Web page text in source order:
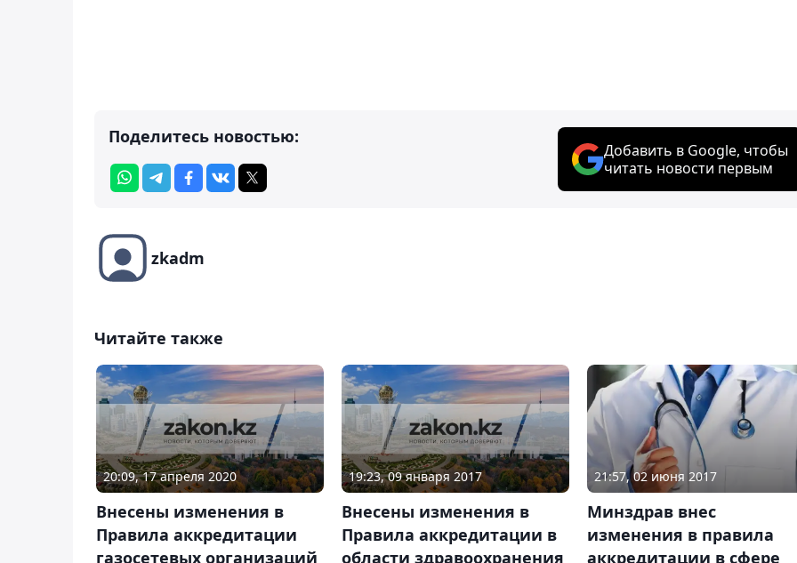
Поделитесь новостью:
Добавить в Google, чтобы
читать новости первым
zkadm
Читайте также
20:09, 17 апреля 2020
Внесены изменения в
Правила аккредитации
газосетевых организаций
19:23, 09 января 2017
Внесены изменения в
Правила аккредитации в
области здравоохранения
21:57, 02 июня 2017
Минздрав внес
изменения в правила
аккредитации в сфере